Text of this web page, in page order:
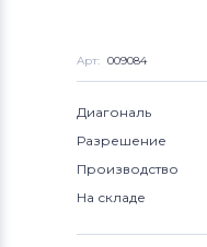
Арт: 009084
Диагональ
Разрешение
Производство
На складе